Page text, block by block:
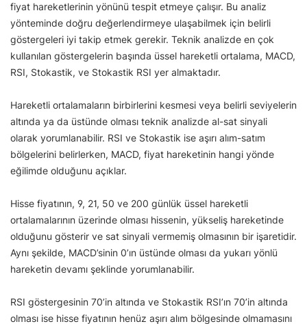
fiyat hareketlerinin yönünü tespit etmeye çalışır. Bu analiz
yönteminde doğru değerlendirmeye ulaşabilmek için belirli
göstergeleri iyi takip etmek gerekir. Teknik analizde en çok
kullanılan göstergelerin başında üssel hareketli ortalama, MACD,
RSI, Stokastik, ve Stokastik RSI yer almaktadır.
Hareketli ortalamaların birbirlerini kesmesi veya belirli seviyelerin
altında ya da üstünde olması teknik analizde al-sat sinyali
olarak yorumlanabilir. RSI ve Stokastik ise aşırı alım-satım
bölgelerini belirlerken, MACD, fiyat hareketinin hangi yönde
eğilimde olduğunu açıklar.
Hisse fiyatının, 9, 21, 50 ve 200 günlük üssel hareketli
ortalamalarının üzerinde olması hissenin, yükseliş hareketinde
olduğunu gösterir ve sat sinyali vermemiş olmasının bir işaretidir.
Aynı şekilde, MACD’sinin 0’ın üstünde olması da yukarı yönlü
hareketin devamı şeklinde yorumlanabilir.
RSI göstergesinin 70’in altında ve Stokastik RSI’ın 70’in altında
olması ise hisse fiyatının henüz aşırı alım bölgesinde olmamasını